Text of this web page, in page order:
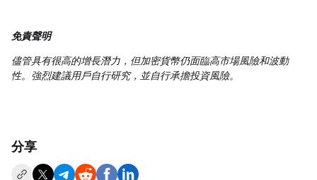
免責聲明
儘管具有很高的增長潛力，但加密貨幣仍面臨高市場風險和波動
性。強烈建議用戶自行研究，並自行承擔投資風險。
分享